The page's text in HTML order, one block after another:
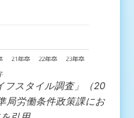
フスタイル調査」（20
局労働条件政策課にお